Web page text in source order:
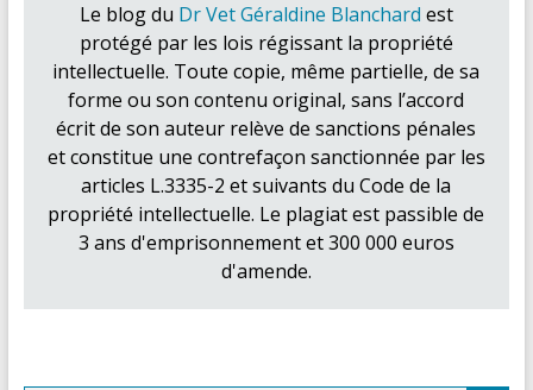
Le blog du Dr Vet Géraldine Blanchard est
protégé par les lois régissant la propriété
intellectuelle. Toute copie, même partielle, de sa
forme ou son contenu original, sans l’accord
écrit de son auteur relève de sanctions pénales
et constitue une contrefaçon sanctionnée par les
articles L.3335-2 et suivants du Code de la
propriété intellectuelle. Le plagiat est passible de
3 ans d'emprisonnement et 300 000 euros
d'amende.